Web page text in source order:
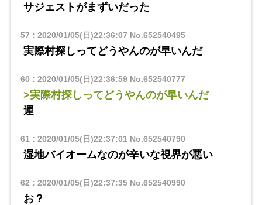
サジェストがまずいだった
57 : 2020/01/05(日)22:36:07 No.652540495
実際村探しってどうやんのが早いんだ
60 : 2020/01/05(日)22:36:59No.652540777
>実際村探しってどうやんのが早いんだ
運
61 : 2020/01/05(日)22:37:01 No.652540790
湿地バイオームなのが辛いな視界が悪い
62 : 2020/01/05(日)22:37:35No.652540990
お？